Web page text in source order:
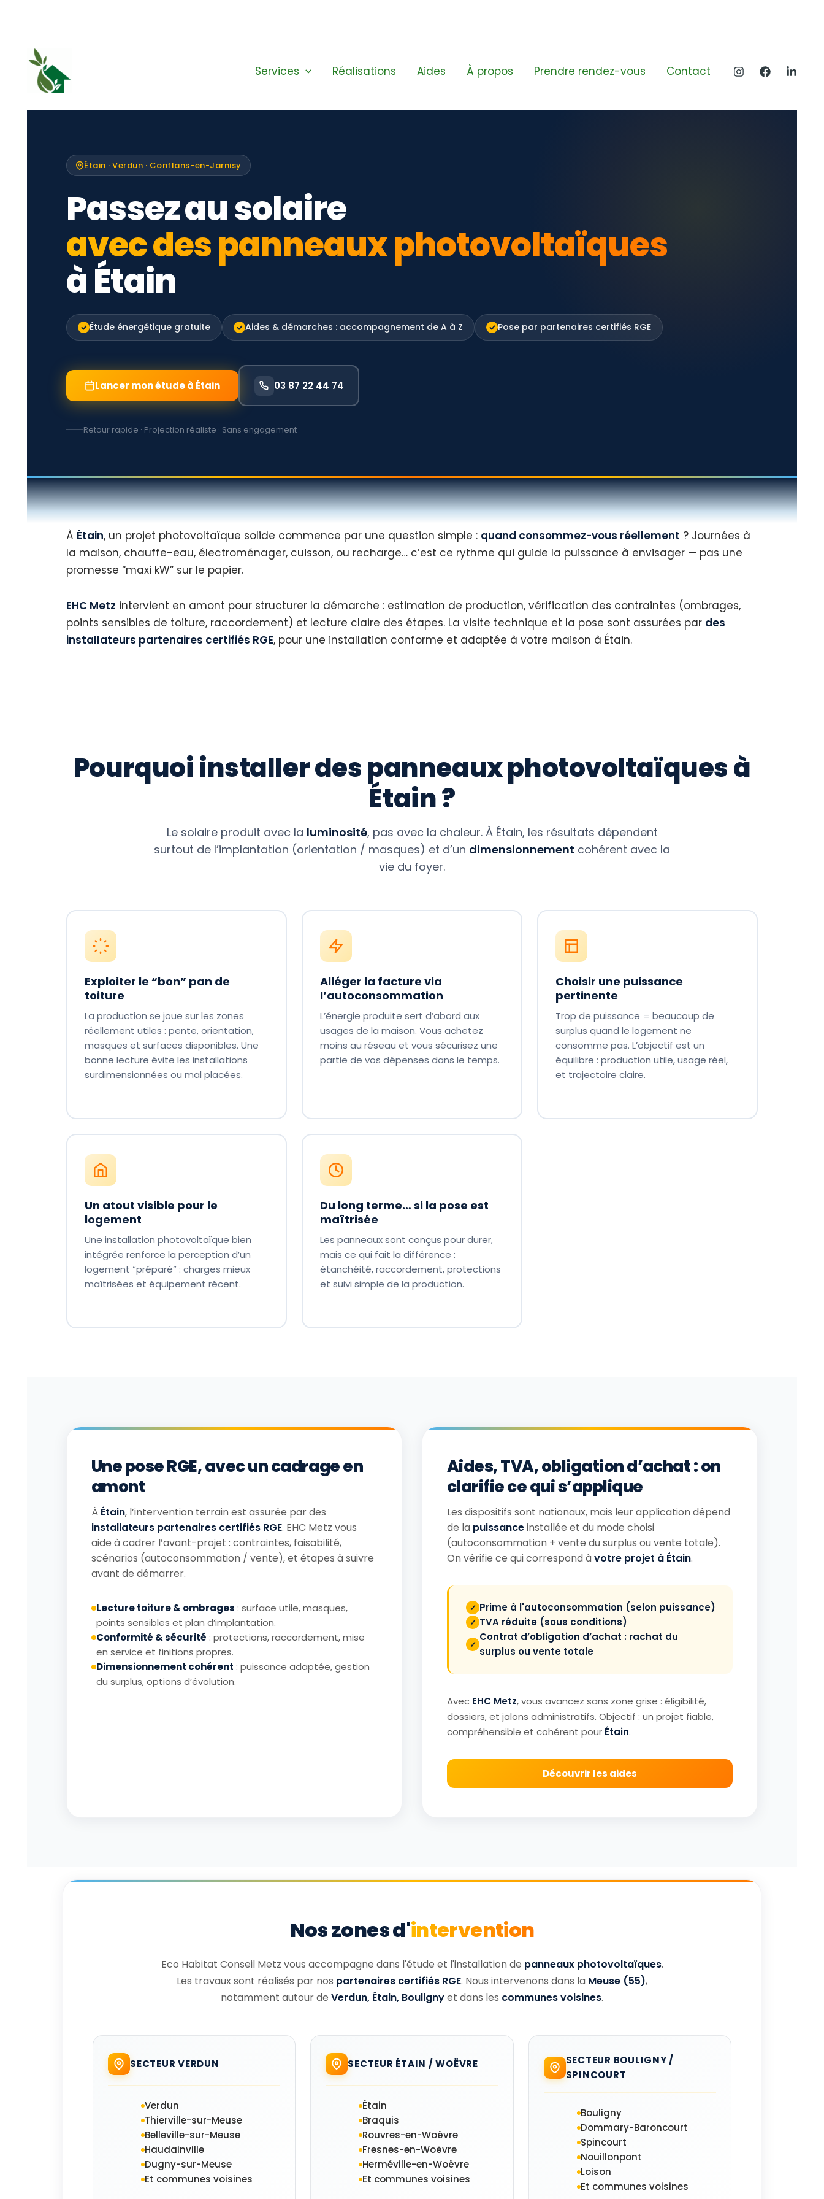
Services Réalisations Aides À propos Prendre rendez-vous Contact
Étain · Verdun · Conflans-en-Jarnisy
Passez au solaire
avec des panneaux photovoltaïques
à Étain
Étude énergétique gratuite Aides & démarches : accompagnement de A à Z Pose par partenaires certifiés RGE
Lancer mon étude à Étain 03 87 22 44 74
Retour rapide · Projection réaliste · Sans engagement
À Étain, un projet photovoltaïque solide commence par une question simple : quand consommez-vous réellement ? Journées à
la maison, chauffe-eau, électroménager, cuisson, ou recharge… c’est ce rythme qui guide la puissance à envisager — pas une
promesse “maxi kW” sur le papier.
EHC Metz intervient en amont pour structurer la démarche : estimation de production, vérification des contraintes (ombrages,
points sensibles de toiture, raccordement) et lecture claire des étapes. La visite technique et la pose sont assurées par des
installateurs partenaires certifiés RGE, pour une installation conforme et adaptée à votre maison à Étain.
Pourquoi installer des panneaux photovoltaïques à
Étain ?
Le solaire produit avec la luminosité, pas avec la chaleur. À Étain, les résultats dépendent
surtout de l’implantation (orientation / masques) et d’un dimensionnement cohérent avec la
vie du foyer.
Exploiter le “bon” pan de
toiture
La production se joue sur les zones
réellement utiles : pente, orientation,
masques et surfaces disponibles. Une
bonne lecture évite les installations
surdimensionnées ou mal placées.
Alléger la facture via
l’autoconsommation
L’énergie produite sert d’abord aux
usages de la maison. Vous achetez
moins au réseau et vous sécurisez une
partie de vos dépenses dans le temps.
Choisir une puissance
pertinente
Trop de puissance = beaucoup de
surplus quand le logement ne
consomme pas. L’objectif est un
équilibre : production utile, usage réel,
et trajectoire claire.
Un atout visible pour le
logement
Une installation photovoltaïque bien
intégrée renforce la perception d’un
logement “préparé” : charges mieux
maîtrisées et équipement récent.
Du long terme… si la pose est
maîtrisée
Les panneaux sont conçus pour durer,
mais ce qui fait la différence :
étanchéité, raccordement, protections
et suivi simple de la production.
Une pose RGE, avec un cadrage en
amont
À Étain, l’intervention terrain est assurée par des
installateurs partenaires certifiés RGE. EHC Metz vous
aide à cadrer l’avant-projet : contraintes, faisabilité,
scénarios (autoconsommation / vente), et étapes à suivre
avant de démarrer.
Lecture toiture & ombrages : surface utile, masques,
points sensibles et plan d’implantation.
Conformité & sécurité : protections, raccordement, mise
en service et finitions propres.
Dimensionnement cohérent : puissance adaptée, gestion
du surplus, options d’évolution.
Aides, TVA, obligation d’achat : on
clarifie ce qui s’applique
Les dispositifs sont nationaux, mais leur application dépend
de la puissanceinstallée et du mode choisi
(autoconsommation + vente du surplus ou vente totale).
On vérifie ce qui correspond à votre projet à Étain.
Prime à l'autoconsommation (selon puissance)
TVA réduite (sous conditions)
Contrat d’obligation d’achat : rachat du
surplus ou vente totale
Avec EHC Metz, vous avancez sans zone grise : éligibilité,
dossiers, et jalons administratifs. Objectif : un projet fiable,
compréhensible et cohérent pour Étain.
Découvrir les aides
Nos zones d'intervention
Eco Habitat Conseil Metz vous accompagne dans l'étude et l'installation de panneaux photovoltaïques.
Les travaux sont réalisés par nos partenaires certifiés RGE. Nous intervenons dans la Meuse (55),
notamment autour de Verdun, Étain, Boulignyet dans les communes voisines.
SECTEUR VERDUN
Verdun
Thierville-sur-Meuse
Belleville-sur-Meuse
Haudainville
Dugny-sur-Meuse
Et communes voisines
SECTEUR ÉTAIN / WOËVRE
Étain
Braquis
Rouvres-en-Woëvre
Fresnes-en-Woëvre
Herméville-en-Woëvre
Et communes voisines
SECTEUR BOULIGNY /
SPINCOURT
Bouligny
Dommary-Baroncourt
Spincourt
Nouillonpont
Loison
Et communes voisines